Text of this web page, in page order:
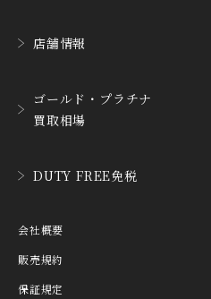
店舗情報
ゴールド・プラチナ
買取相場
DUTY FREE免税
会社概要
販売規約
保証規定